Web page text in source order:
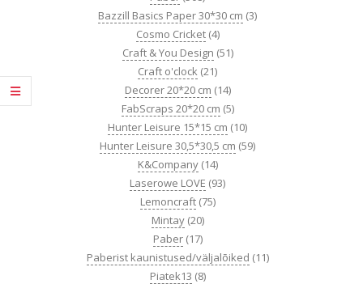
Bazzill Basics Paper 30*30 cm (3)
Cosmo Cricket (4)
Craft & You Design (51)
Craft o'clock (21)
Decorer 20*20 cm (14)
FabScraps 20*20 cm (5)
Hunter Leisure 15*15 cm (10)
Hunter Leisure 30,5*30,5 cm (59)
K&Company (14)
Laserowe LOVE (93)
Lemoncraft (75)
Mintay (20)
Paber (17)
Paberist kaunistused/väljalõiked (11)
Piatek13 (8)